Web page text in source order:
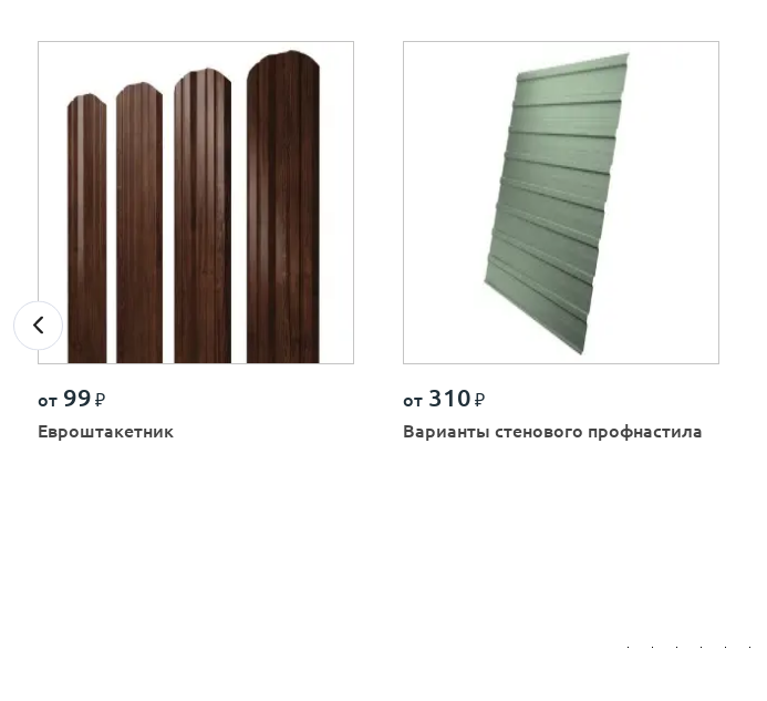
от 99 ₽
Евроштакетник
от 310 ₽
Варианты стенового профнастила